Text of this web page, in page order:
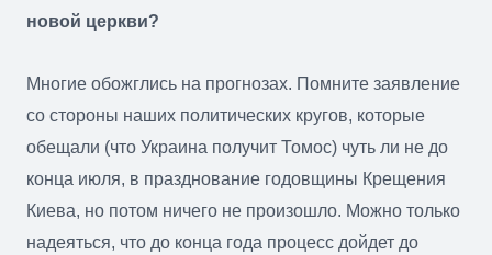
новой церкви?
Многие обожглись на прогнозах. Помните заявление
со стороны наших политических кругов, которые
обещали (что Украина получит Томос) чуть ли не до
конца июля, в празднование годовщины Крещения
Киева, но потом ничего не произошло. Можно только
надеяться, что до конца года процесс дойдет до